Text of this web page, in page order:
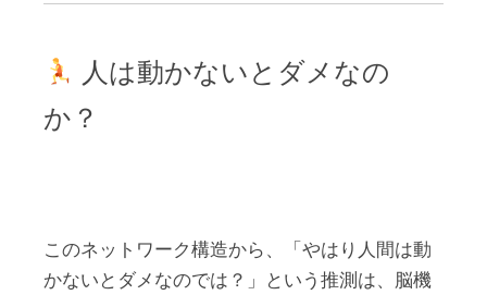
人は動かないとダメなの
か？
このネットワーク構造から、「やはり人間は動
かないとダメなのでは？」という推測は、脳機